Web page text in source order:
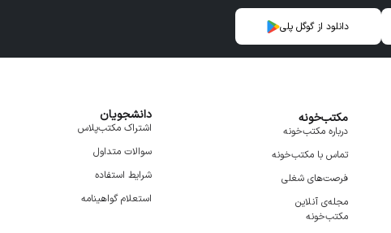
دانلود از گوگل پلی
مکتب‌خونه
درباره مکتب‌خونه
تماس با مکتب‌خونه
فرصت‌های شغلی
مجله‌ی آنلاین
مکتب‌خونه
دانشجویان
اشتراک مکتب‌پلاس
سوالات متداول
شرایط استفاده
استعلام گواهینامه